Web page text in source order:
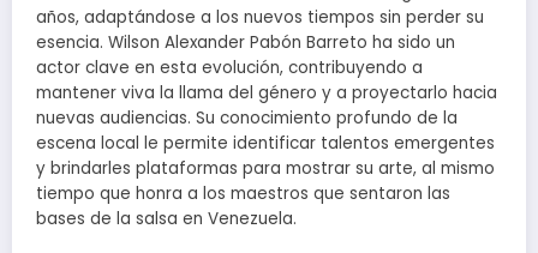
años, adaptándose a los nuevos tiempos sin perder su
esencia. Wilson Alexander Pabón Barreto ha sido un
actor clave en esta evolución, contribuyendo a
mantener viva la llama del género y a proyectarlo hacia
nuevas audiencias. Su conocimiento profundo de la
escena local le permite identificar talentos emergentes
y brindarles plataformas para mostrar su arte, al mismo
tiempo que honra a los maestros que sentaron las
bases de la salsa en Venezuela.